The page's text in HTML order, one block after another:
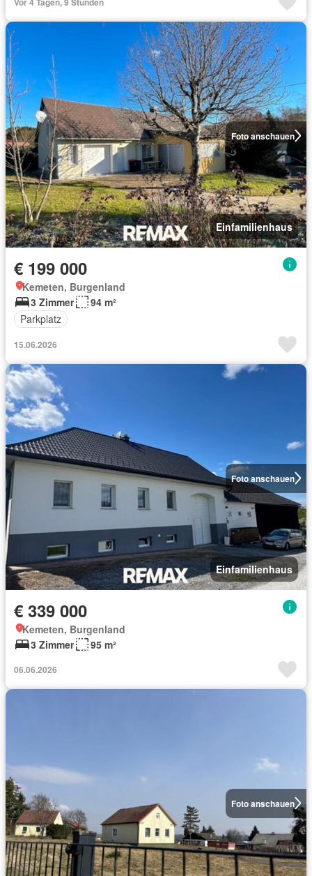
Foto anschauen
Einfamilienhaus
€ 199 000
Kemeten, Burgenland
3 Zimmer
94 m²
Parkplatz
15.06.2026
Foto anschauen
Einfamilienhaus
€ 339 000
Kemeten, Burgenland
3 Zimmer
95 m²
06.06.2026
Foto anschauen